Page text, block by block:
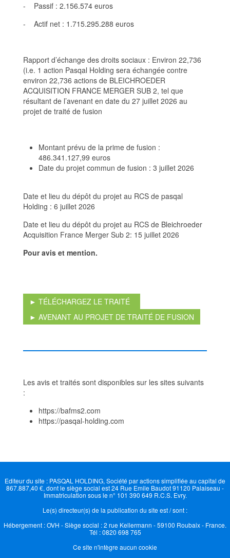
- Passif : 2.156.574 euros
- Actif net : 1.715.295.288 euros
Rapport d’échange des droits sociaux : Environ 22,736
(i.e. 1 action Pasqal Holding sera échangée contre
environ 22,736 actions de BLEICHROEDER
ACQUISITION FRANCE MERGER SUB 2, tel que
résultant de l’avenant en date du 27 juillet 2026 au
projet de traité de fusion
Montant prévu de la prime de fusion :
486.341.127,99 euros
Date du projet commun de fusion : 3 juillet 2026
Date et lieu du dépôt du projet au RCS de pasqal
Holding : 6 juillet 2026
Date et lieu du dépôt du projet au RCS de Bleichroeder
Acquisition France Merger Sub 2: 15 juillet 2026
Pour avis et mention.
► TÉLÉCHARGEZ LE TRAITÉ
► AVENANT AU PROJET DE TRAITÉ DE FUSION
Les avis et traités sont disponibles sur les sites suivants
:
https://bafms2.com
https://pasqal-holding.com
Editeur du site : PASQAL HOLDING, Société par actions simplifiée au capital de
867.887,40 €, dont le siège social est 24 Rue Emile Baudot 91120 Palaiseau -
Immatriculation sous le n° 101 390 649 R.C.S. Evry.
Le(s) directeur(s) de la publication du site est / sont :
Hébergement : OVH - Siège social : 2 rue Kellermann - 59100 Roubaix - France.
Tél : 0820 698 765
Ce site n'intègre aucun cookie